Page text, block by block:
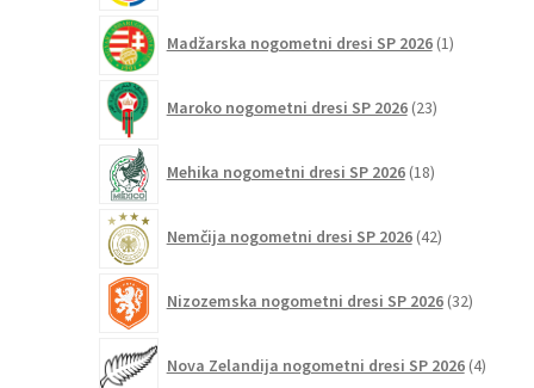
Madžarska nogometni dresi SP 2026 1izdelek
Maroko nogometni dresi SP 2026 23izdelkov
Mehika nogometni dresi SP 2026 18izdelkov
Nemčija nogometni dresi SP 2026 42izdelkov
Nizozemska nogometni dresi SP 2026 32izdelkov
Nova Zelandija nogometni dresi SP 2026 4izdelki